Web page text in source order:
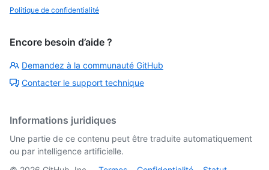
Politique de confidentialité
Encore besoin d’aide ?
Demandez à la communauté GitHub
Contacter le support technique
Informations juridiques
Une partie de ce contenu peut être traduite automatiquement
ou par intelligence artificielle.